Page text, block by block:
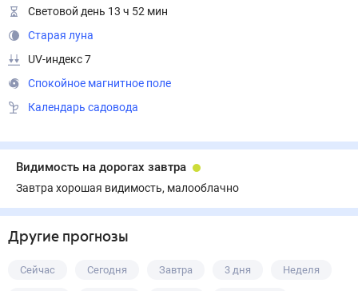
Световой день 13 ч 52 мин
Старая луна
UV-индекс 7
Спокойное магнитное поле
Календарь садовода
Видимость на дорогах завтра
Завтра хорошая видимость, малооблачно
Другие прогнозы
Сейчас Сегодня Завтра 3 дня Неделя